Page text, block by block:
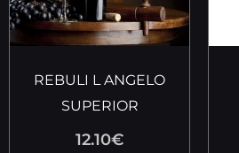
REBULI L ANGELO
SUPERIOR
12.10€